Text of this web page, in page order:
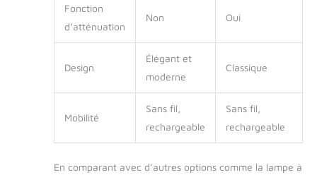
Fonction
d’atténuation
Non Oui
Design
Élégant et
moderne
Classique
Mobilité
Sans fil,
rechargeable
Sans fil,
rechargeable
En comparant avec d’autres options comme la lampe à